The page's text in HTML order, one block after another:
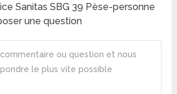
Sanitas SBG 39 Pèse-personne
une question